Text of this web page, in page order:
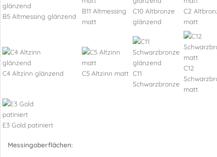
B5 Altmessing glänzend
B11 Altmessing
matt
C10 Altbronze
glänzend
C2
matt
C4 Altzinn glänzend C5 Altzinn matt C11
Schwarzbronze
C12
matt
E3 Gold patiniert
Messingoberflächen: